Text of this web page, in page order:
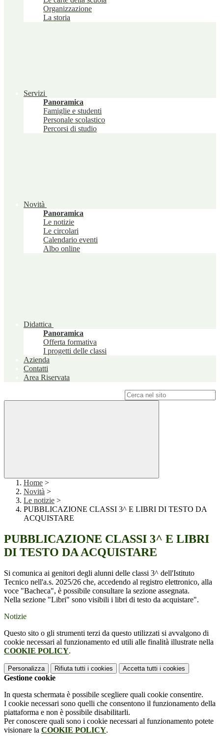
Organizzazione
La storia
Servizi
Panoramica
Famiglie e studenti
Personale scolastico
Percorsi di studio
Novità
Panoramica
Le notizie
Le circolari
Calendario eventi
Albo online
Didattica
Panoramica
Offerta formativa
I progetti delle classi
Azienda
Contatti
Area Riservata
Home >
Novità >
Le notizie >
PUBBLICAZIONE CLASSI 3^ E LIBRI DI TESTO DA
ACQUISTARE
PUBBLICAZIONE CLASSI 3^ E LIBRI
DI TESTO DA ACQUISTARE
Si comunica ai genitori degli alunni delle classi 3^ dell'Istituto
Tecnico nell'a.s. 2025/26 che, accedendo al registro elettronico, alla
voce "Bacheca", è possibile consultare la sezione assegnata.
Nella sezione "Libri" sono visibili i libri di testo da acquistare".
Notizie
Questo sito o gli strumenti terzi da questo utilizzati si avvalgono di
cookie necessari al funzionamento ed utili alle finalità illustrate nella
COOKIE POLICY.
Personalizza Rifiuta tutti i cookies Accetta tutti i cookies
Gestione cookie
In questa schermata è possibile scegliere quali cookie consentire.
I cookie necessari sono quelli che consentono il funzionamento della
piattaforma e non è possibile disabilitarli.
Per conoscere quali sono i cookie necessari al funzionamento potete
visionare la COOKIE POLICY.